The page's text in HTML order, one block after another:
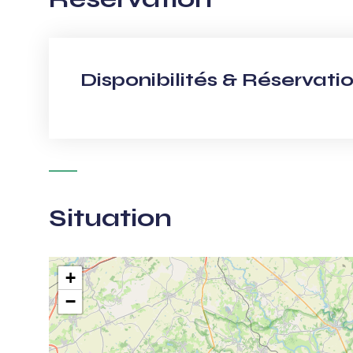
Disponibilités &
Situation
+
−